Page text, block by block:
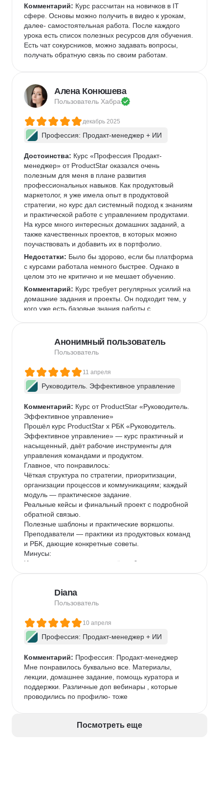
Комментарий: Курс рассчитан на новичков в IT
сфере. Основы можно получить в видео к урокам,
далее- самостоятельная работа. После каждого
урока есть список полезных ресурсов для обучения.
Есть чат сокурсников, можно задавать вопросы,
получать обратную связь по своим работам.
Алена Конюшева
Пользователь Хабра
декабрь 2025
Профессия: Продакт-менеджер + ИИ
Достоинства: Курс «Профессия Продакт-
менеджер» от ProductStar оказался очень
полезным для меня в плане развития
профессиональных навыков. Как продуктовый
маркетолог, я уже имела опыт в продуктовой
стратегии, но курс дал системный подход к знаниям
и практической работе с управлением продуктами.
На курсе много интересных домашних заданий, а
также качественных проектов, в которых можно
поучаствовать и добавить их в портфолио.
Недостатки: Было бы здорово, если бы платформа
с курсами работала немного быстрее. Однако в
целом это не критично и не мешает обучению.
Комментарий: Курс требует регулярных усилий на
домашние задания и проекты. Он подходит тем, у
кого уже есть базовые знания работы с
Анонимный пользователь
Пользователь
11 апреля
Руководитель. Эффективное управление
Комментарий: Курс от ProductStar «Руководитель.
Эффективное управление»
Прошёл курс ProductStar х РБК «Руководитель.
Эффективное управление» — курс практичный и
насыщенный, даёт рабочие инструменты для
управления командами и продуктом.
Главное, что понравилось:
Чёткая структура по стратегии, приоритизации,
организации процессов и коммуникациям; каждый
модуль — практическое задание.
Реальные кейсы и финальный проект с подробной
обратной связью.
Полезные шаблоны и практические воркшопы.
Преподаватели — практики из продуктовых команд
и РБК, дающие конкретные советы.
Минусы:
Интенсивность: материал даётся быстро; тем, кто
на проработку домашних заданий.
Хотелось бы больше времени на индивидуальное
Для кого курс:
Подойдёт руководителям продуктовых и кросс-
функциональных команд, менеджерам среднего
постановке целей и улучшить процессы.
Полезен тем, кто уже имеет минимум практики в
продукте и хочет получить рабочие шаблоны и
инструменты для масштабирования команды.
Diana
Пользователь
10 апреля
Профессия: Продакт-менеджер + ИИ
Комментарий: Профессия: Продакт-менеджер
Мне понравилось буквально все. Материалы,
лекции, домашнее задание, помощь куратора и
поддержки. Различные доп вебинары , которые
проводились по профилю- тоже
Посмотреть еще